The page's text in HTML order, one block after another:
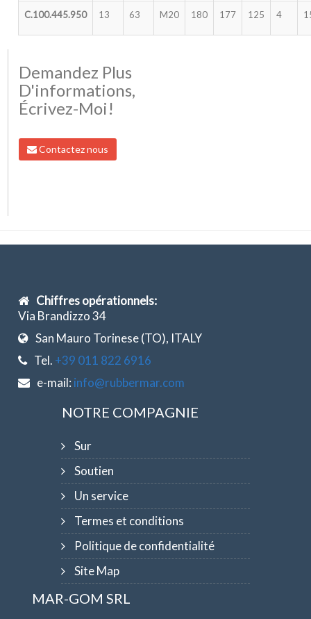
C.100.445.950 13 63 M20 180 177 125 4
Demandez Plus
D'informations,
Écrivez-Moi!
Contactez nous
Chiffres opérationnels:
Via Brandizzo 34
San Mauro Torinese (TO), ITALY
Tel. +39 011 822 6916
e-mail: info@rubbermar.com
NOTRE COMPAGNIE
Sur
Soutien
Un service
Termes et conditions
Politique de confidentialité
Site Map
MAR-GOM SRL